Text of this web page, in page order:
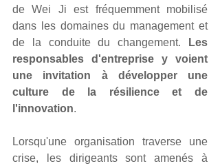
de Wei Ji est fréquemment mobilisé
dans les domaines du management et
de la conduite du changement.
Les
responsables d'entreprise y voient
une invitation à développer une
culture de la résilience et de
l'innovation.
Lorsqu'une organisation traverse une
crise, les dirigeants sont amenés à